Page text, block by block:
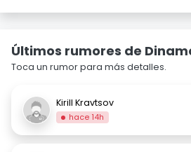
Últimos rumores de
Toca un rumor para más detalles.
Kirill Kravtsov
hace 14h